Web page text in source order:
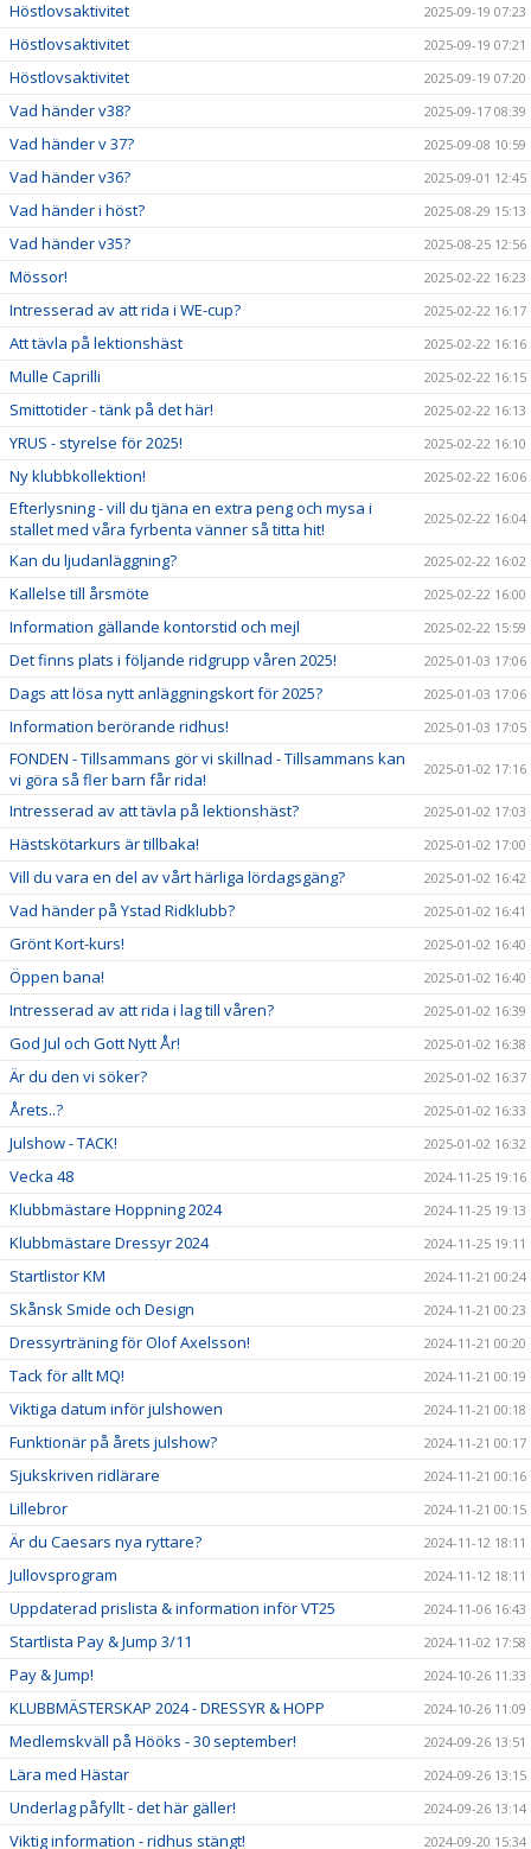
Höstlovsaktivitet 2025-09-19 07:23
Höstlovsaktivitet 2025-09-19 07:21
Höstlovsaktivitet 2025-09-19 07:20
Vad händer v38? 2025-09-17 08:39
Vad händer v 37? 2025-09-08 10:59
Vad händer v36? 2025-09-01 12:45
Vad händer i höst? 2025-08-29 15:13
Vad händer v35? 2025-08-25 12:56
Mössor! 2025-02-22 16:23
Intresserad av att rida i WE-cup? 2025-02-22 16:17
Att tävla på lektionshäst 2025-02-22 16:16
Mulle Caprilli 2025-02-22 16:15
Smittotider - tänk på det här! 2025-02-22 16:13
YRUS - styrelse för 2025! 2025-02-22 16:10
Ny klubbkollektion! 2025-02-22 16:06
Efterlysning - vill du tjäna en extra peng och mysa i
stallet med våra fyrbenta vänner så titta hit!
2025-02-22 16:04
Kan du ljudanläggning? 2025-02-22 16:02
Kallelse till årsmöte 2025-02-22 16:00
Information gällande kontorstid och mejl 2025-02-22 15:59
Det finns plats i följande ridgrupp våren 2025! 2025-01-03 17:06
Dags att lösa nytt anläggningskort för 2025? 2025-01-03 17:06
Information berörande ridhus! 2025-01-03 17:05
FONDEN - Tillsammans gör vi skillnad - Tillsammans kan
vi göra så fler barn får rida!
2025-01-02 17:16
Intresserad av att tävla på lektionshäst? 2025-01-02 17:03
Hästskötarkurs är tillbaka! 2025-01-02 17:00
Vill du vara en del av vårt härliga lördagsgäng? 2025-01-02 16:42
Vad händer på Ystad Ridklubb? 2025-01-02 16:41
Grönt Kort-kurs! 2025-01-02 16:40
Öppen bana! 2025-01-02 16:40
Intresserad av att rida i lag till våren? 2025-01-02 16:39
God Jul och Gott Nytt År! 2025-01-02 16:38
Är du den vi söker? 2025-01-02 16:37
Årets..? 2025-01-02 16:33
Julshow - TACK! 2025-01-02 16:32
Vecka 48 2024-11-25 19:16
Klubbmästare Hoppning 2024 2024-11-25 19:13
Klubbmästare Dressyr 2024 2024-11-25 19:11
Startlistor KM 2024-11-21 00:24
Skånsk Smide och Design 2024-11-21 00:23
Dressyrträning för Olof Axelsson! 2024-11-21 00:20
Tack för allt MQ! 2024-11-21 00:19
Viktiga datum inför julshowen 2024-11-21 00:18
Funktionär på årets julshow? 2024-11-21 00:17
Sjukskriven ridlärare 2024-11-21 00:16
Lillebror 2024-11-21 00:15
Är du Caesars nya ryttare? 2024-11-12 18:11
Jullovsprogram 2024-11-12 18:11
Uppdaterad prislista & information inför VT25 2024-11-06 16:43
Startlista Pay & Jump 3/11 2024-11-02 17:58
Pay & Jump! 2024-10-26 11:33
KLUBBMÄSTERSKAP 2024 - DRESSYR & HOPP 2024-10-26 11:09
Medlemskväll på Hööks - 30 september! 2024-09-26 13:51
Lära med Hästar 2024-09-26 13:15
Underlag påfyllt - det här gäller! 2024-09-26 13:14
Viktig information - ridhus stängt! 2024-09-20 15:34